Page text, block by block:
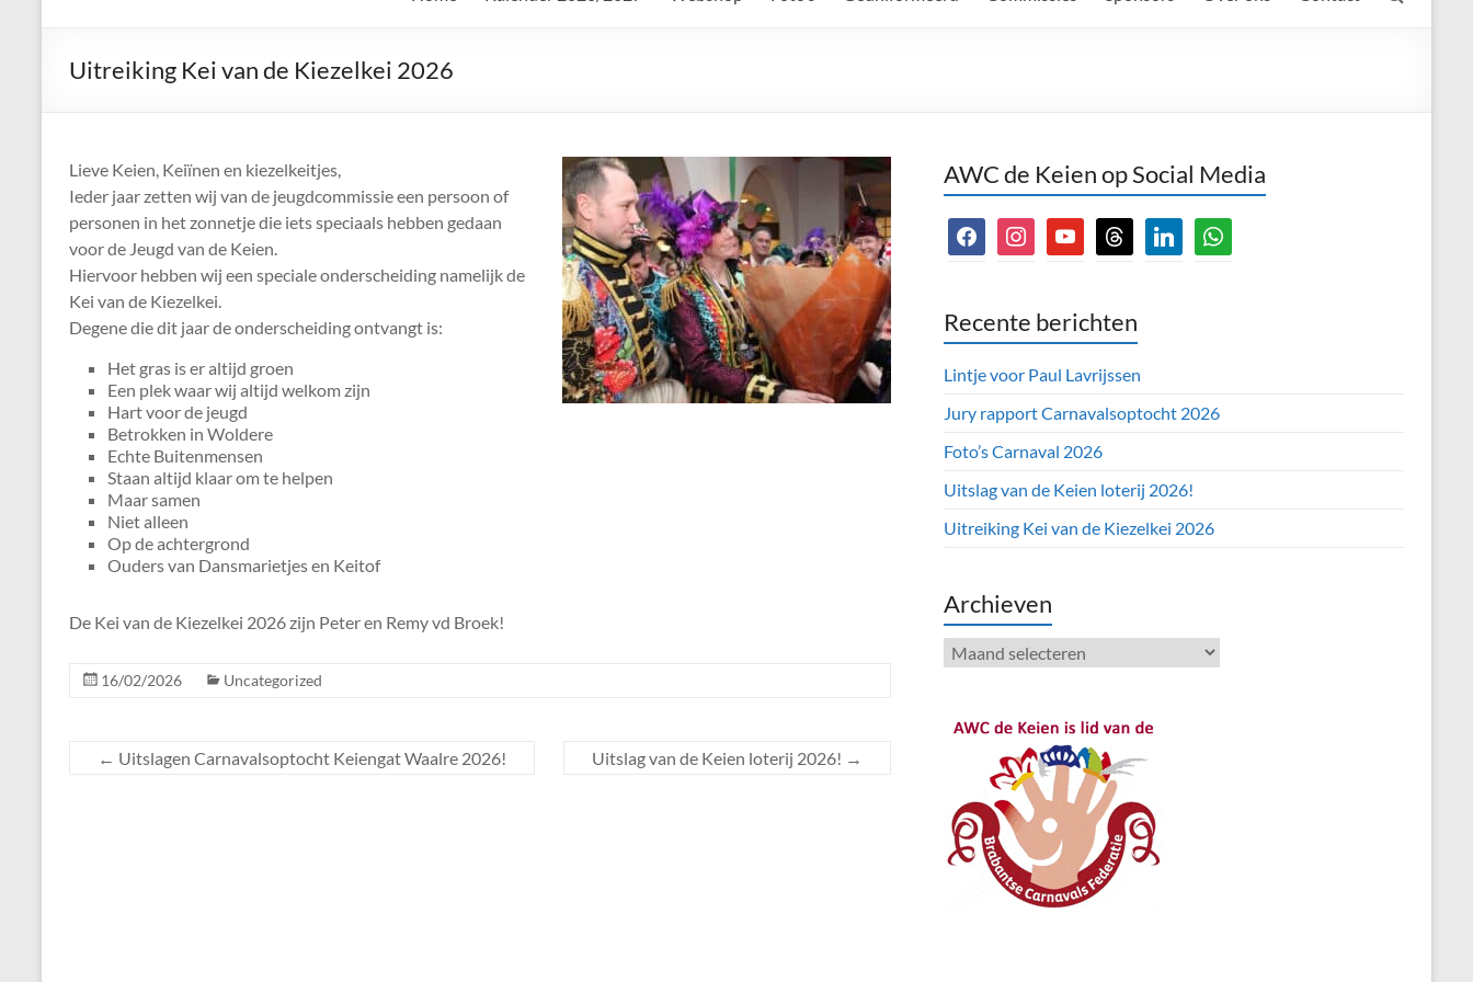
Keien
Carnavalsvereniging
De
Uitreiking Kei van de Kiezelkei 2026
Lieve Keien, Keiïnen en kiezelkeitjes,
Ieder jaar zetten wij van de jeugdcommissie een persoon of
personen in het zonnetje die iets speciaals hebben gedaan
voor de Jeugd van de Keien.
Hiervoor hebben wij een speciale onderscheiding namelijk de
Kei van de Kiezelkei.
Degene die dit jaar de onderscheiding ontvangt is:
Het gras is er altijd groen
Een plek waar wij altijd welkom zijn
Hart voor de jeugd
Betrokken in Woldere
Echte Buitenmensen
Staan altijd klaar om te helpen
Maar samen
Niet alleen
Op de achtergrond
Ouders van Dansmarietjes en Keitof
De Kei van de Kiezelkei 2026 zijn Peter en Remy vd Broek!
16/02/2026 Uncategorized
← Uitslagen Carnavalsoptocht Keiengat Waalre 2026! Uitslag van de Keien loterij 2026! →
AWC de Keien op Social Media
facebookinstagramyoutubethreads linkedinwhatsapp
Recente berichten
Lintje voor Paul Lavrijssen
Jury rapport Carnavalsoptocht 2026
Foto’s Carnaval 2026
Uitslag van de Keien loterij 2026!
Uitreiking Kei van de Kiezelkei 2026
Archieven
Archieven